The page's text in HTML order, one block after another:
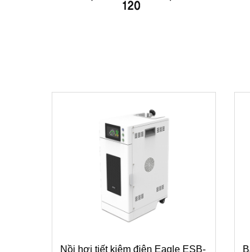
Nồi hơi tiết kiệm điện Eagle ESB-